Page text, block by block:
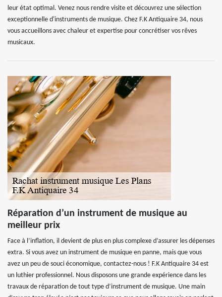
leur état optimal. Venez nous rendre visite et découvrez une sélection
exceptionnelle d'instruments de musique. Chez F.K Antiquaire 34, nous
vous accueillons avec chaleur et expertise pour concrétiser vos rêves
musicaux.
Réparation d’un instrument de musique au
meilleur prix
Face à l’inflation, il devient de plus en plus complexe d’assurer les dépenses
extra. Si vous avez un instrument de musique en panne, mais que vous
avez un peu de souci économique, contactez-nous ! F.K Antiquaire 34 est
un luthier professionnel. Nous disposons une grande expérience dans les
travaux de réparation de tout type d’instrument de musique. Une main